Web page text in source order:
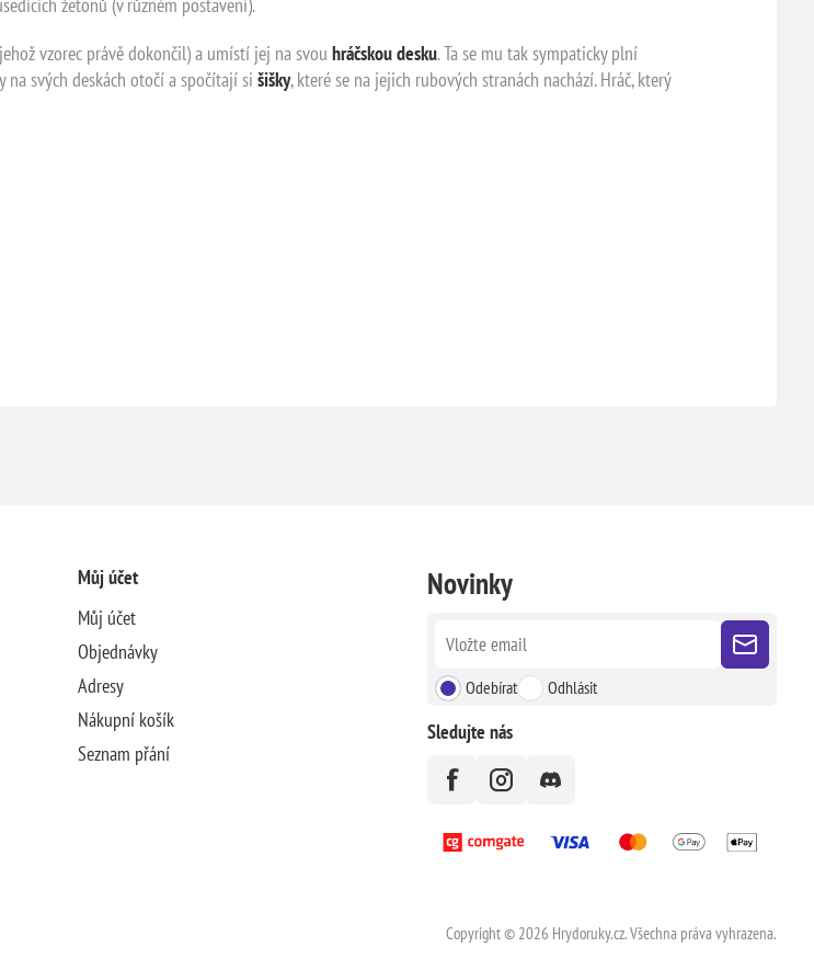
vzorec právě dokončil) a umístí jej na svou hráčskou desku. Ta se mu tak sympaticky plní
svých deskách otočí a spočítají si šišky, které se na jejich rubových stranách nachází. Hráč, který
Můj účet
Můj účet
Objednávky
Adresy
Nákupní košík
Seznam přání
Novinky
Odebírat Odhlásit
Sledujte nás
Copyright © 2026 Hrydoruky.cz. Všechna práva vyhrazena.